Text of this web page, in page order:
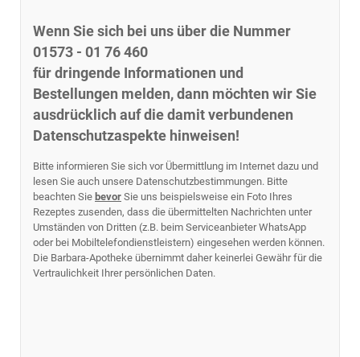
Wenn Sie sich bei uns über die Nummer
01573 - 01 76 460
für dringende Informationen und
Bestellungen melden, dann möchten wir Sie
ausdrücklich auf die damit verbundenen
Datenschutzaspekte hinweisen!
Bitte informieren Sie sich vor Übermittlung im Internet dazu und
lesen Sie auch unsere Datenschutzbestimmungen. Bitte
beachten Sie bevor Sie uns beispielsweise ein Foto Ihres
Rezeptes zusenden, dass die übermittelten Nachrichten unter
Umständen von Dritten (z.B. beim Serviceanbieter WhatsApp
oder bei Mobiltelefondienstleistern) eingesehen werden können.
Die Barbara-Apotheke übernimmt daher keinerlei Gewähr für die
Vertraulichkeit Ihrer persönlichen Daten.